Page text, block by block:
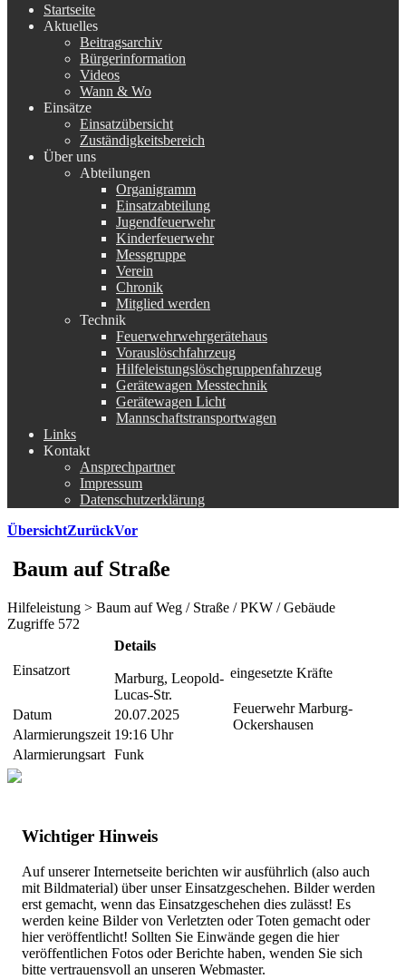
Startseite
Aktuelles
Beitragsarchiv
Bürgerinformation
Videos
Wann & Wo
Einsätze
Einsatzübersicht
Zuständigkeitsbereich
Über uns
Abteilungen
Organigramm
Einsatzabteilung
Jugendfeuerwehr
Kinderfeuerwehr
Messgruppe
Verein
Chronik
Mitglied werden
Technik
Feuerwehrwehrgerätehaus
Vorauslöschfahrzeug
Hilfeleistungslöschgruppenfahrzeug
Gerätewagen Messtechnik
Gerätewagen Licht
Mannschaftstransportwagen
Links
Kontakt
Ansprechpartner
Impressum
Datenschutzerklärung
ÜbersichtZurückVor
Baum auf Straße
Hilfeleistung > Baum auf Weg / Straße / PKW / Gebäude
Zugriffe 572
Einsatzort
Details
Marburg, Leopold-
Lucas-Str.
Datum
20.07.2025
Alarmierungszeit 19:16 Uhr
Alarmierungsart Funk
eingesetzte Kräfte
Feuerwehr Marburg-
Ockershausen
Wichtiger Hinweis
Auf unserer Internetseite berichten wir ausführlich (also auch
mit Bildmaterial) über unser Einsatzgeschehen. Bilder werden
erst gemacht, wenn das Einsatzgeschehen dies zulässt! Es
werden keine Bilder von Verletzten oder Toten gemacht oder
hier veröffentlicht! Sollten Sie Einwände gegen die hier
veröffentlichen Fotos oder Berichte haben, wenden Sie sich
bitte vertrauensvoll an unseren Webmaster.